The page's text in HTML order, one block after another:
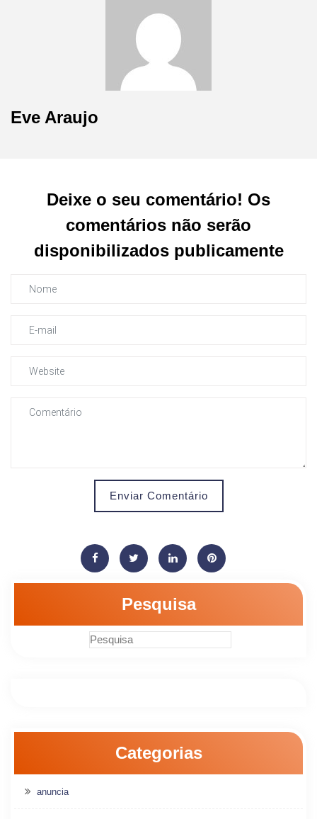
Eve Araujo
Deixe o seu comentário! Os
comentários não serão
disponibilizados publicamente
Enviar Comentário
Pesquisa
Categorias
anuncia